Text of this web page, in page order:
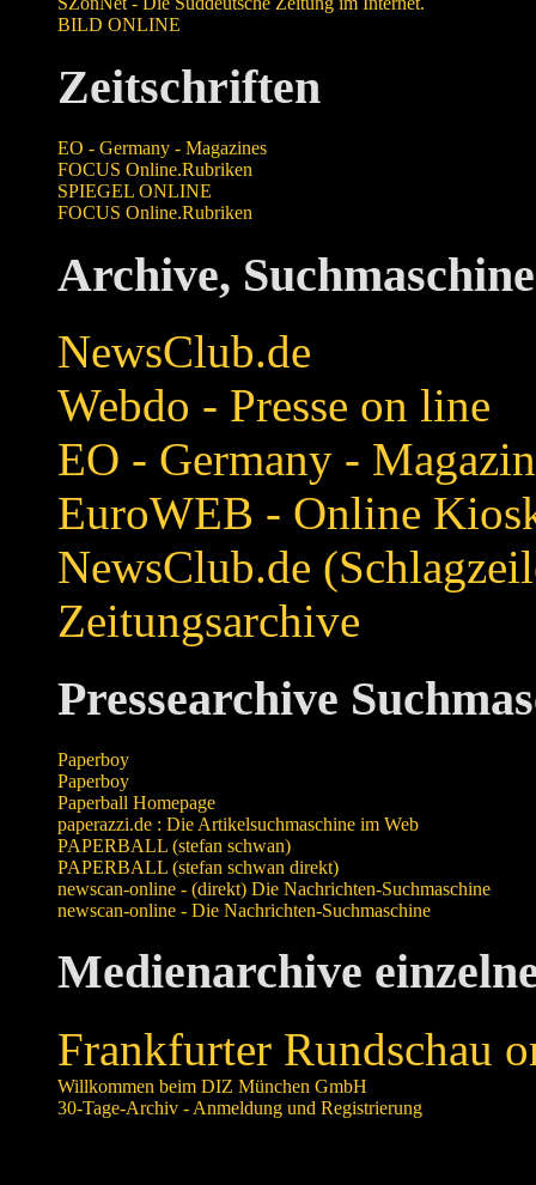
BILD ONLINE
Zeitschriften
EO - Germany - Magazines
FOCUS Online.Rubriken
SPIEGEL ONLINE
FOCUS Online.Rubriken
Archive,
NewsClub.de
Webdo - Presse on line
EO - Germany -
EuroWEB - Online
NewsClub.de
Zeitungsarchive
Pressearchive
Paperboy
Paperboy
Paperball Homepage
paperazzi.de : Die Artikelsuchmaschine im Web
PAPERBALL (stefan schwan)
PAPERBALL (stefan schwan direkt)
newscan-online - (direkt) Die Nachrichten-Suchmaschine
newscan-online - Die Nachrichten-Suchmaschine
Medienarchive
Frankfurter Rundschau
Willkommen beim DIZ München GmbH
30-Tage-Archiv - Anmeldung und Registrierung